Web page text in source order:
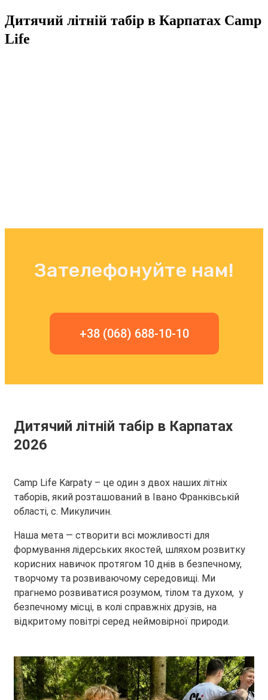
Дитячий літній табір в Карпатах Camp
Life
Зателефонуйте нам!
+38 (068) 688-10-10
Дитячий літній табір в Карпатах
2026
Camp Life Karpaty – це один з двох наших літніх
таборів, який розташований в Івано Франківській
області, с. Микуличин.
Наша мета — створити всі можливості для
формування лідерських якостей, шляхом розвитку
корисних навичок протягом 10 днів в безпечному,
творчому та розвиваючому середовищі. Ми
прагнемо розвиватися розумом, тілом та духом, у
безпечному місці, в колі справжніх друзів, на
відкритому повітрі серед неймовірної природи.